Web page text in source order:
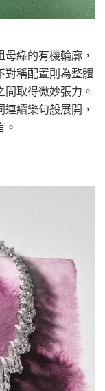
綠的有機輪廓，
對稱配置則為整體
取得微妙張力。
續樂句般展開，